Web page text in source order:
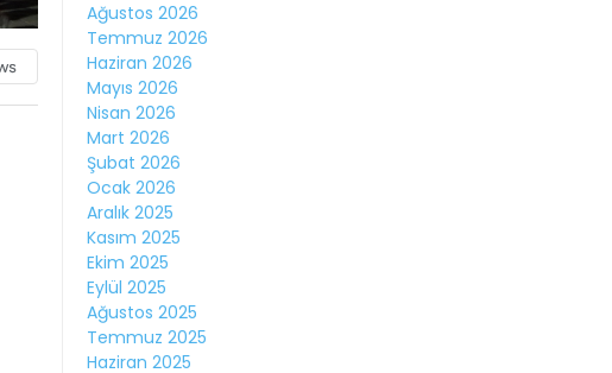
Ağustos 2026
Temmuz 2026
Haziran 2026
Mayıs 2026
Nisan 2026
Mart 2026
Şubat 2026
Ocak 2026
Aralık 2025
Kasım 2025
Ekim 2025
Eylül 2025
Ağustos 2025
Temmuz 2025
Haziran 2025